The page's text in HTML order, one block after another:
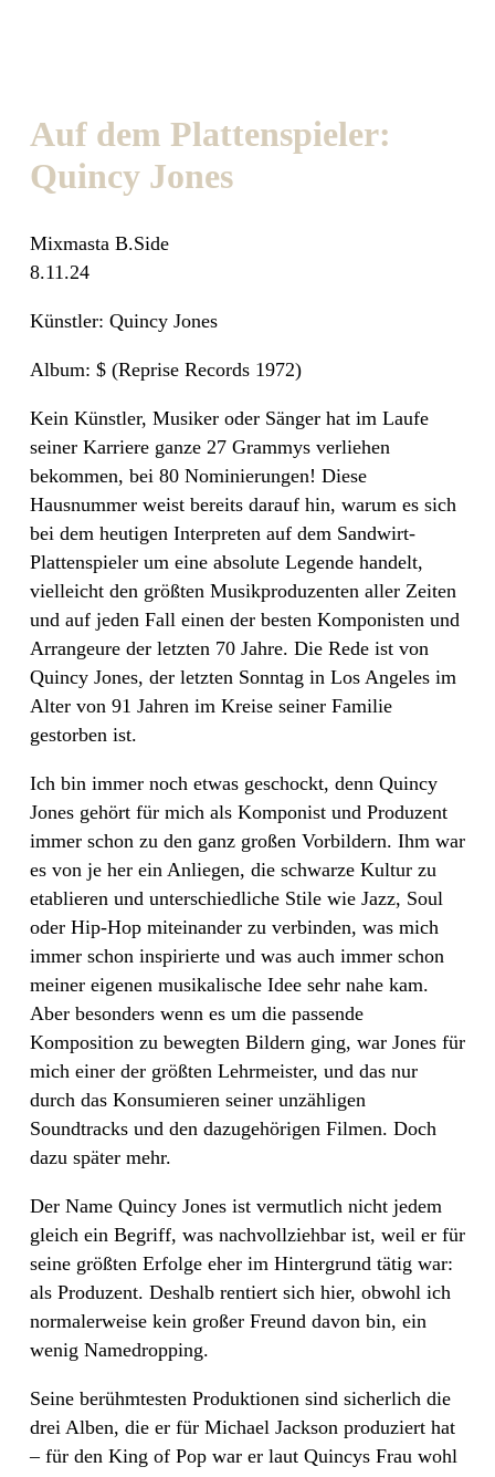
Auf dem Plattenspieler:
Quincy Jones
Mixmasta B.Side
8.11.24
Künstler: Quincy Jones
Album: $ (Reprise Records 1972)
Kein Künstler, Musiker oder Sänger hat im Laufe
seiner Karriere ganze 27 Grammys verliehen
bekommen, bei 80 Nominierungen! Diese
Hausnummer weist bereits darauf hin, warum es sich
bei dem heutigen Interpreten auf dem Sandwirt-
Plattenspieler um eine absolute Legende handelt,
vielleicht den größten Musikproduzenten aller Zeiten
und auf jeden Fall einen der besten Komponisten und
Arrangeure der letzten 70 Jahre. Die Rede ist von
Quincy Jones, der letzten Sonntag in Los Angeles im
Alter von 91 Jahren im Kreise seiner Familie
gestorben ist.
Ich bin immer noch etwas geschockt, denn Quincy
Jones gehört für mich als Komponist und Produzent
immer schon zu den ganz großen Vorbildern. Ihm war
es von je her ein Anliegen, die schwarze Kultur zu
etablieren und unterschiedliche Stile wie Jazz, Soul
oder Hip-Hop miteinander zu verbinden, was mich
immer schon inspirierte und was auch immer schon
meiner eigenen musikalische Idee sehr nahe kam.
Aber besonders wenn es um die passende
Komposition zu bewegten Bildern ging, war Jones für
mich einer der größten Lehrmeister, und das nur
durch das Konsumieren seiner unzähligen
Soundtracks und den dazugehörigen Filmen. Doch
dazu später mehr.
Der Name Quincy Jones ist vermutlich nicht jedem
gleich ein Begriff, was nachvollziehbar ist, weil er für
seine größten Erfolge eher im Hintergrund tätig war:
als Produzent. Deshalb rentiert sich hier, obwohl ich
normalerweise kein großer Freund davon bin, ein
wenig Namedropping.
Seine berühmtesten Produktionen sind sicherlich die
drei Alben, die er für Michael Jackson produziert hat
– für den King of Pop war er laut Quincys Frau wohl